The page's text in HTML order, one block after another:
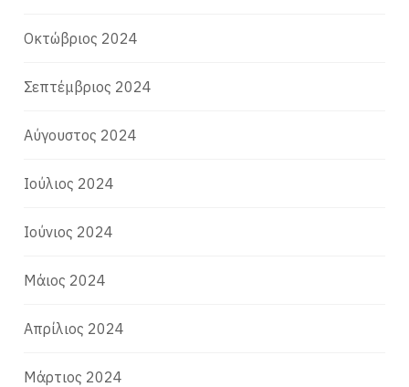
Οκτώβριος 2024
Σεπτέμβριος 2024
Αύγουστος 2024
Ιούλιος 2024
Ιούνιος 2024
Μάιος 2024
Απρίλιος 2024
Μάρτιος 2024